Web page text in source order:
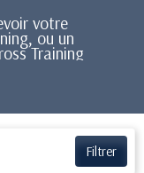
votre
ou un
Training
Cross
tirer profit
Filtrer